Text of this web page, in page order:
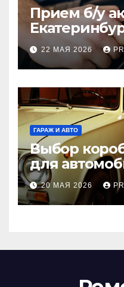
Прием б/у
реальная
города
22 МАЯ 2026
ГАРАЖ И АВТО
Выбор
для
20 МАЯ 2026